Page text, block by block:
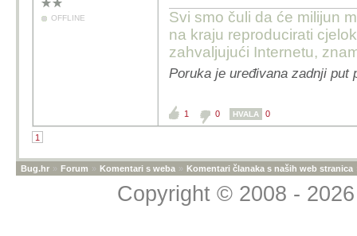
OFFLINE
Svi smo čuli da će milijun
na kraju reproducirati
zahvaljujući Internetu,
Poruka je uređivana zadnji put
1 0 HVALA 0
1
Bug.hr » Forum » Komentari s weba » Komentari članaka s naših web stranica
Copyright © 2008 -